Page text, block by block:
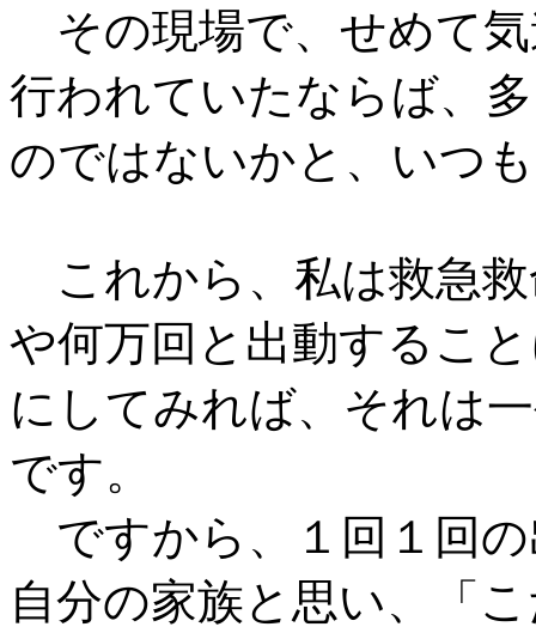
その現場で、せめて
行われていたならば、
のではないかと、いつ
これから、私は救急
や何万回と出動するこ
にしてみれば、それは
です。
ですから、１回１回
自分の家族と思い、「